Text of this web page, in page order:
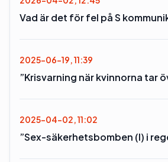
Vad är det för fel på S
2025-06-19, 11:39
”Krisvarning när kvinnorna tar
2025-04-02, 11:02
”Sex-säkerhetsbomben (l) i